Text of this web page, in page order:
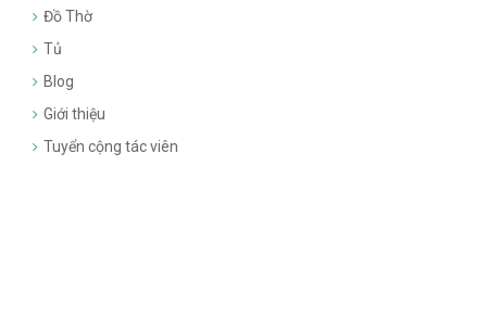
Đồ Thờ
Tủ
Blog
Giới thiệu
Tuyển cộng tác viên